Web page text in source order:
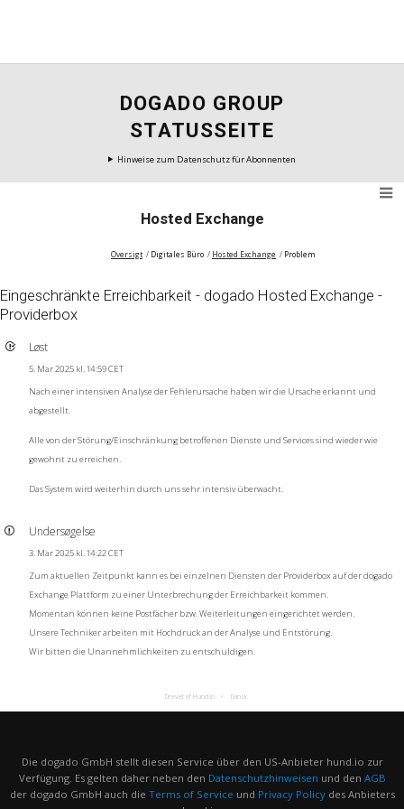
DOGADO GROUP
STATUSSEITE
Hinweise zum Datenschutz für Abonnenten
Hosted Exchange
Oversigt Digitales Büro Hosted Exchange Problem
Eingeschränkte Erreichbarkeit - dogado Hosted Exchange -
Providerbox
Løst
5. Mar 2025 kl. 14:59 CET
Nach einer intensiven Analyse der Fehlerursache haben wir die Ursache erkannt und
abgestellt.
Alle von der Störung/Einschränkung betroffenen Dienste und Services sind wieder wie
gewohnt zu erreichen.
Das System wird weiterhin durch uns sehr intensiv überwacht.
Undersøgelse
3. Mar 2025 kl. 14:22 CET
Zum aktuellen Zeitpunkt kann es bei einzelnen Diensten der Providerbox auf der dogado
Exchange Plattform zu einer Unterbrechung der Erreichbarkeit kommen.
Momentan können keine Postfächer bzw. Weiterleitungen eingerichtet werden.
Unsere Techniker arbeiten mit Hochdruck an der Analyse und Entstörung.
Wir bitten die Unannehmlichkeiten zu entschuldigen.
Drevet af Hund.io Dansk
Die dogado GmbH stellt diesen Service über den US-Anbieter hund.io zur
Verfügung. Es gelten daher neben den Datenschutzhinweisen und den AGB
der dogado GmbH auch die Terms of Service und Privacy Policydes Anbieters